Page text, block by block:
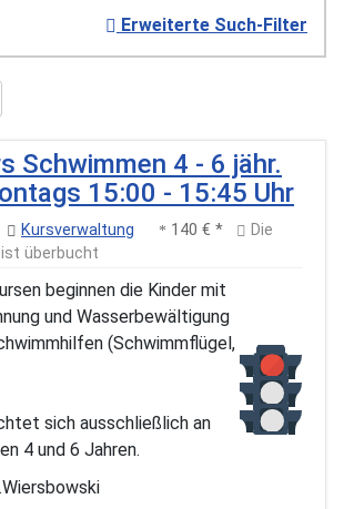
Erweiterte Such-Filter
Schwimmen 4 - 6 jähr.
15:00 - 15:45 Uhr
Kursverwaltung 140 € *
Die
überbucht
beginnen die Kinder mit
und Wasserbewältigung
(Schwimmflügel,
sich ausschließlich an
4 und 6 Jahren.